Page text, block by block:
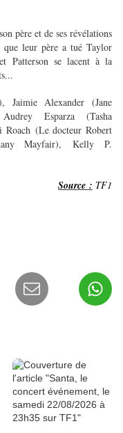
père et de ses révélations
que leur père a tué Taylor
Patterson se lacent à la
Alexander (Jane
Esparza (Tasha
Roach (Le docteur Robert
Mayfair), Kelly P.
Source : TF1